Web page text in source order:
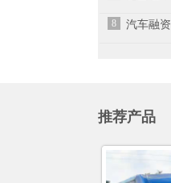
8
推荐产品